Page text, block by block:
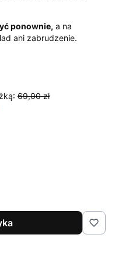
ponownie, a na
ani zabrudzenie.
69,00 zł